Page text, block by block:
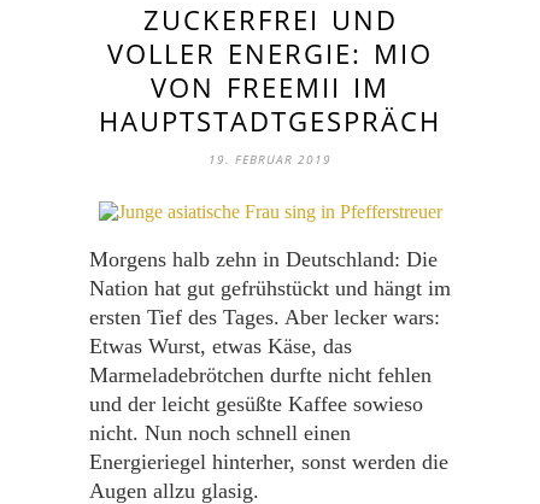
ZUCKERFREI UND
VOLLER ENERGIE: MIO
VON FREEMII IM
HAUPTSTADTGESPRÄCH
19. FEBRUAR 2019
Morgens halb zehn in Deutschland: Die
Nation hat gut gefrühstückt und hängt im
ersten Tief des Tages. Aber lecker wars:
Etwas Wurst, etwas Käse, das
Marmeladebrötchen durfte nicht fehlen
und der leicht gesüßte Kaffee sowieso
nicht. Nun noch schnell einen
Energieriegel hinterher, sonst werden die
Augen allzu glasig.